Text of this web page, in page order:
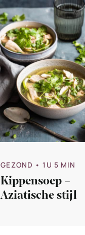
GEZOND • 1U 5 MIN
Kippensoep –
Aziatische stijl